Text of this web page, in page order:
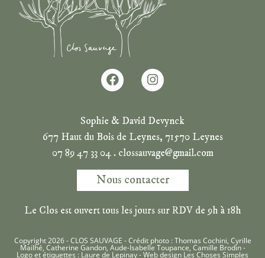
Sophie & David Devynck
677 Haut du Bois de Leynes, 71570 Leynes
07 89 47 33 04 . clossauvage@gmail.com
Nous contacter
Le Clos est ouvert tous les jours sur RDV de 9h à 18h
Copyright 2026 - CLOS SAUVAGE - Crédit photo : Thomas Cochini, Cyrille
Mailhé, Catherine Gandon, Aude-Isabelle Toupance, Camille Brodin -
Logo et étiquettes : Laure de Lepinay - Web design Les Choses Simples